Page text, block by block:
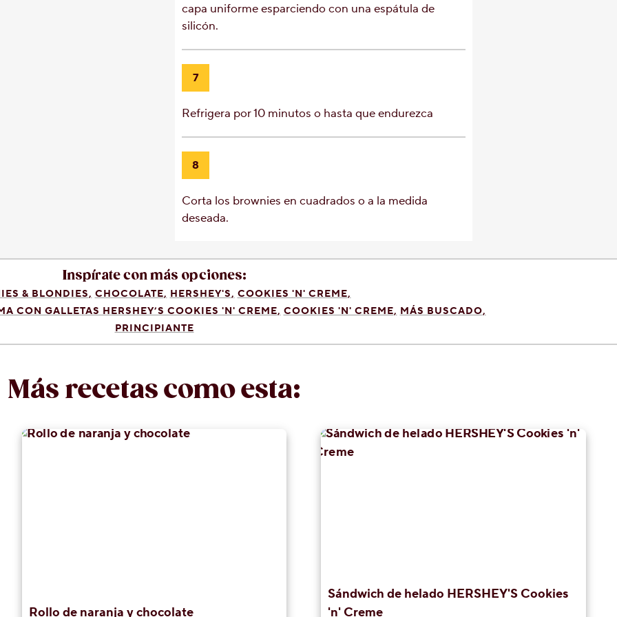
capa uniforme esparciendo con una espátula de
silicón.
7
Refrigera por 10 minutos o hasta que endurezca
8
Corta los brownies en cuadrados o a la medida
deseada.
Inspírate con más opciones:
& BLONDIES CHOCOLATE HERSHEY'S
COOKIES 'N' CREME
CON GALLETAS HERSHEY’S COOKIES 'N' CREME COOKIES 'N' CREME
MÁS BUSCADO
PRINCIPIANTE
Más recetas como esta:
Rollo de naranja y chocolate
Sándwich de helado HERSHEY'S Cookies
'n' Creme